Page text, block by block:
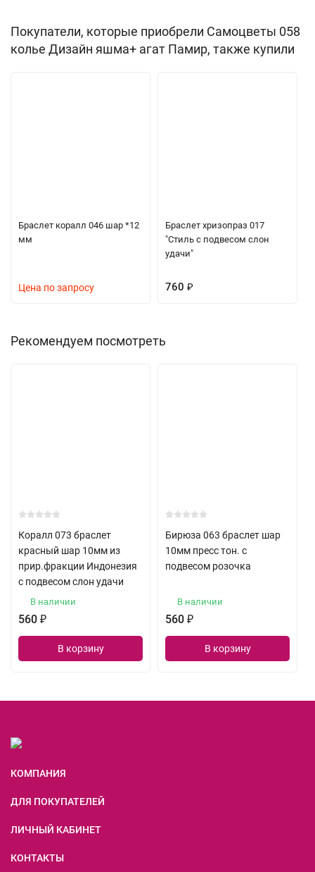
Покупатели, которые приобрели Самоцветы 058
колье Дизайн яшма+ агат Памир, также купили
Браслет коралл 046 шар *12
мм
Цена по запросу
Браслет хризопраз 017
"Стиль с подвесом слон
удачи"
760 ₽
Рекомендуем посмотреть
Коралл 073 браслет
красный шар 10мм из
прир.фракции Индонезия
с подвесом слон удачи
В наличии
560 ₽
В корзину
Бирюза 063 браслет шар
10мм пресс тон. с
подвесом розочка
В наличии
560 ₽
В корзину
КОМПАНИЯ
ДЛЯ ПОКУПАТЕЛЕЙ
ЛИЧНЫЙ КАБИНЕТ
КОНТАКТЫ